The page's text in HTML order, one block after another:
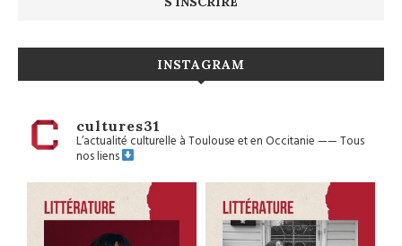
INSTAGRAM
cultures31
L’actualité culturelle à Toulouse et en Occitanie——Tous
nos liens